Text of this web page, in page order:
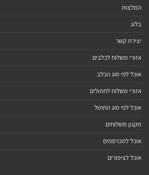
המלצות
בלוג
יצירת קשר
אזורי משלוח לכלבים
אוכל לפי סוג הכלב
אזורי משלוח לחתולים
אוכל לפי סוג החתול
תקנון משלוחים
אוכל למכרסמים
אוכל לציפורים